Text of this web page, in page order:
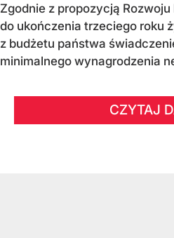
Zgodnie z propozycją
do ukończenia trzeciego roku
z budżetu państwa
minimalnego wynagrodzenia
CZYTAJ